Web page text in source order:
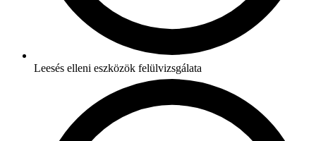
Leesés elleni eszközök felülvizsgálata